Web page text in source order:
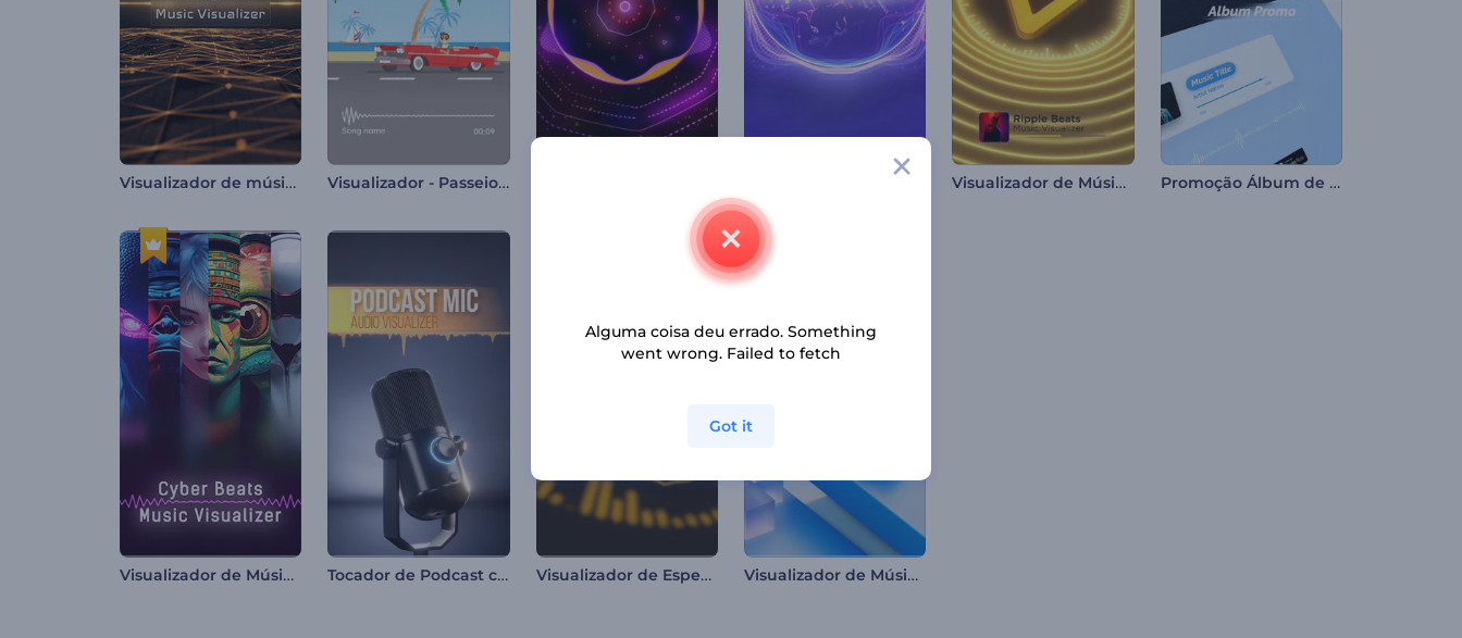
Visualizador de música em grade pulsante Visualizador - Passeio de Carro Visualizador de Músicas com Batidas Onduladas Promoção Álbum de Música Minimalista
Visualizador de Música Cyber Beats Tocador de Podcast com Microfone Visualizador de Espectro de Batidas Eletrônicas Visualizador de Música - Objetos Cinéticos
Alguma coisa deu errado. Something
went wrong. Failed to fetch
Got it